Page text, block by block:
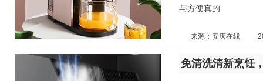
与方便真的
来源：安庆在线
免清洗清新烹饪